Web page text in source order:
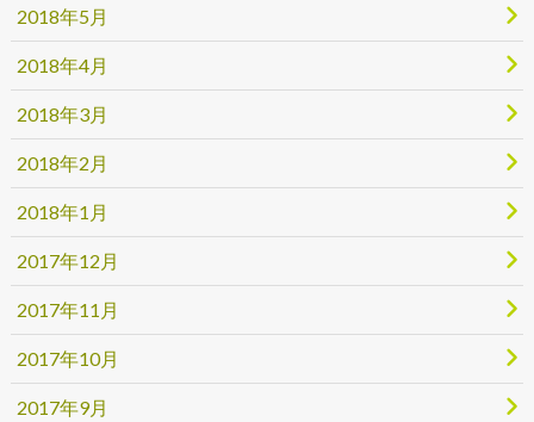
2018年5月
2018年4月
2018年3月
2018年2月
2018年1月
2017年12月
2017年11月
2017年10月
2017年9月